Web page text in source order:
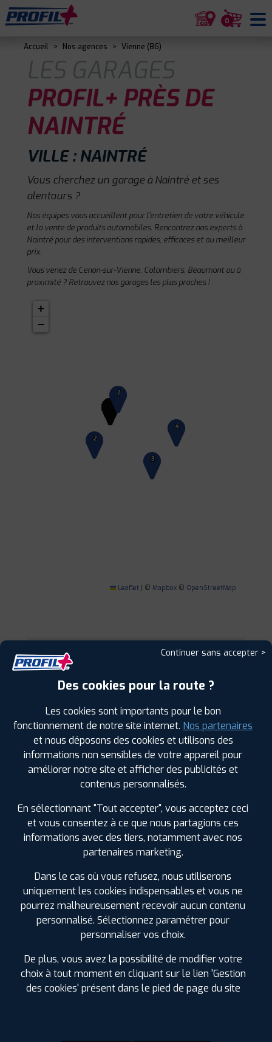
0
Accueil > Nos agences > Vienne (86)
LES GARAGES
PROFIL+ PRÈS DE
NAINTRÉ
VILLE : NAINTRÉ
Vous cherchez un garage à Naintré et ses
alentours ?
Nos équipes vous accueillent pour l'entretien de votre véhicule
et la vente de produits automobiles. Rencontrez nos experts à
Naintré pour des interventions rapides, efficaces et au meilleur
prix.
Vous venez de Cenon-sur-Vienne, Colombiers, Beaumont ou à
proximité ? Retrouvez nos garages les plus proches !
1
2
3
4
+
−
Leaflet | © Mapbox © OpenStreetMap
1
CHATELLERAULT
31 RUE D'ARGENSON 86100 CHATELLERAULT
0549233607
HORAIRES | +D'INFOS
PROFIL PLUSST BENOIT-POITIERS
1 RUE DE LA VALLEE86280 SAINT BENOIT -
POITIERS
+D'INFOS
3
PROFIL PLUSMONTMORILLON
ROUTE DE CHAUVIGNY
0549917107
HORAIRES |
PROFIL PLUSLE BLANC
Continuer sans accepter >
Des cookies pour la route ?
Les cookies sont importants pour le bon
fonctionnement de notre site internet. Nos partenaires
et nous déposons des cookies et utilisons des
informations non sensibles de votre appareil pour
améliorer notre site et afficher des publicités et
contenus personnalisés.
En sélectionnant "Tout accepter", vous acceptez ceci
et vous consentez à ce que nous partagions ces
informations avec des tiers, notamment avec nos
partenaires marketing.
Dans le cas où vous refusez, nous utiliserons
uniquement les cookies indispensables et vous ne
pourrez malheureusement recevoir aucun contenu
personnalisé. Sélectionnez paramétrer pour
personnaliser vos choix.
De plus, vous avez la possibilité de modifier votre
choix à tout moment en cliquant sur le lien 'Gestion
des cookies' présent dans le pied de page du site